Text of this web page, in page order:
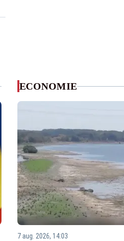
ECONOMIE
7 aug. 2026, 14:03